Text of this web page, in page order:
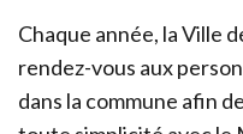
Chaque année, la Ville
rendez-vous aux
dans la commune afin